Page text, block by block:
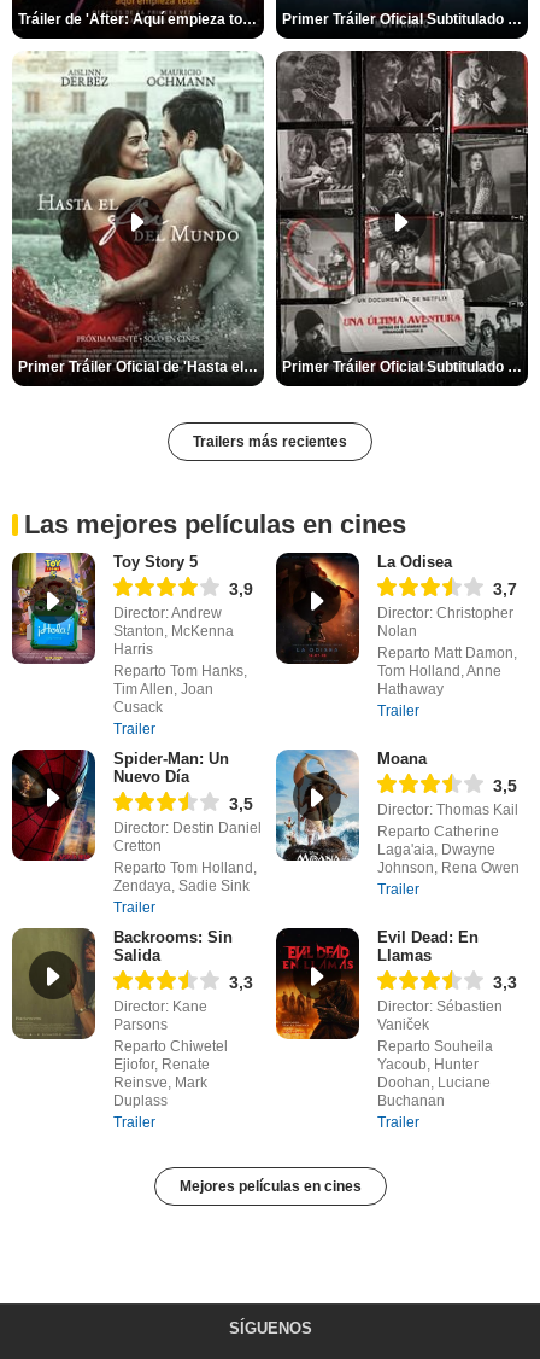
Tráiler de 'After: Aquí empieza todo' Primer Tráiler Oficial Subtitulado de 'La Noche Del Demonio: Están Entre Nosotros'
Primer Tráiler Oficial de 'Hasta el fin del mundo' Primer Tráiler Oficial Subtitulado de 'Una última aventura: Detrás de cámaras de Stranger Things 5'
Trailers más recientes
Las mejores películas en cines
Toy Story 5
3,9
Director: Andrew
Stanton, McKenna
Harris
Reparto Tom Hanks,
Tim Allen, Joan
Cusack
Trailer
La Odisea
3,7
Director: Christopher
Nolan
Reparto Matt Damon,
Tom Holland, Anne
Hathaway
Trailer
Spider-Man: Un
Nuevo Día
3,5
Director: Destin Daniel
Cretton
Reparto Tom Holland,
Zendaya, Sadie Sink
Trailer
Moana
3,5
Director: Thomas Kail
Reparto Catherine
Laga'aia, Dwayne
Johnson, Rena Owen
Trailer
Backrooms: Sin
Salida
3,3
Director: Kane
Parsons
Reparto Chiwetel
Ejiofor, Renate
Reinsve, Mark
Duplass
Trailer
Evil Dead: En
Llamas
3,3
Director: Sébastien
Vaniček
Reparto Souheila
Yacoub, Hunter
Doohan, Luciane
Buchanan
Trailer
Mejores películas en cines
SÍGUENOS